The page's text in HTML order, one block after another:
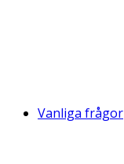
Vanliga frågor